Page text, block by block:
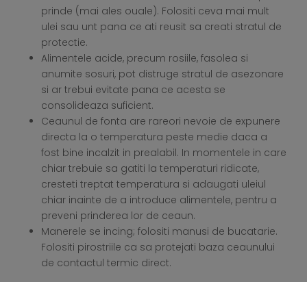
prinde (mai ales ouale). Folositi ceva mai mult
ulei sau unt pana ce ati reusit sa creati stratul de
protectie.
Alimentele acide, precum rosiile, fasolea si
anumite sosuri, pot distruge stratul de asezonare
si ar trebui evitate pana ce acesta se
consolideaza suficient.
Ceaunul de fonta are rareori nevoie de expunere
directa la o temperatura peste medie daca a
fost bine incalzit in prealabil. In momentele in care
chiar trebuie sa gatiti la temperaturi ridicate,
cresteti treptat temperatura si adaugati uleiul
chiar inainte de a introduce alimentele, pentru a
preveni prinderea lor de ceaun.
Manerele se incing; folositi manusi de bucatarie.
Folositi pirostriile ca sa protejati baza ceaunului
de contactul termic direct.